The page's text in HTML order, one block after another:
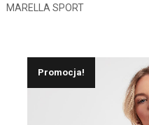
MARELLA SPORT
Promocja!